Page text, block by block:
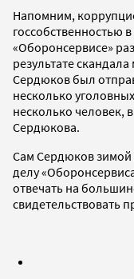
Напомним,
«Оборонсервисе»
результате
Сердюков был
несколько
несколько человек,
Сердюкова.
Сам Сердюков
делу
отвечать на
свидетельствовать